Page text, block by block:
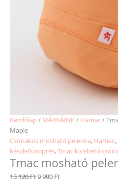
Kezdőlap / MÁRKÁINK/ Hamac/
Maple
Csónakos mosható pelenka, Hamac,
készletkisöprés,Tmac kivehető
Tmac mosható
13 120Ft9 990 Ft